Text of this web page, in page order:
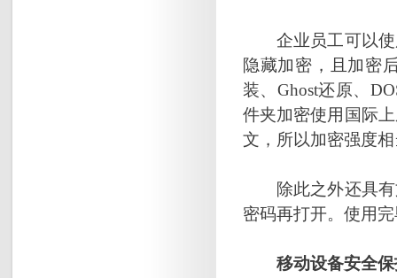
企业员工可以使
隐藏加密，且加密
装、Ghost还原、
件夹加密使用国际
文，所以加密强度
除此之外还具有
密码再打开。使用
移动设备安全保